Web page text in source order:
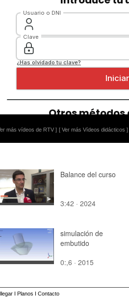
más vídeos de RTV ] [ Ver más Vídeos didácticos ]
Balance del curso
3:42 · 2024
simulación de
embutido
0:,6 · 2015
I Planos I Contacto